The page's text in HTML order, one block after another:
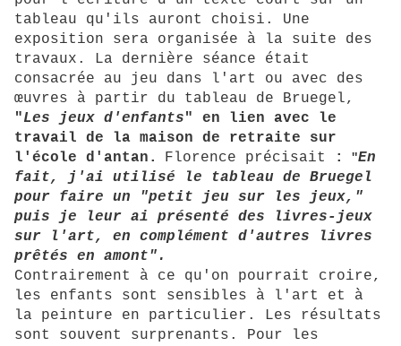
tableau qu'ils auront choisi. Une
exposition sera organisée à la suite des
travaux. La dernière séance était
consacrée au jeu dans l'art ou avec des
œuvres à partir du tableau de Bruegel,
"Les jeux d'enfants" en lien avec le
travail de la maison de retraite sur
l'école d'antan.
Florence précisait : "En
fait, j'ai utilisé le tableau de Bruegel
pour faire un "petit jeu sur les jeux,"
puis je leur ai présenté des livres-jeux
sur l'art, en complément d'autres livres
prêtés en amont".
Contrairement à ce qu'on pourrait croire,
les enfants sont sensibles à l'art et à
la peinture en particulier. Les résultats
sont souvent surprenants. Pour les